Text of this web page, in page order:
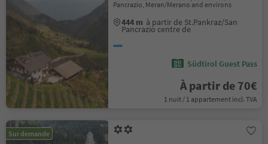
Pancrazio, Meran/Merano and environs
444 m à partir de St.Pankraz/San
Pancrazio centre de
Südtirol Guest Pass
À partir de 70€
1 nuit / 1 appartement incl. TVA
Sur demande